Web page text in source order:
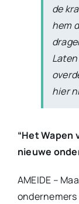
de
hem
hier
“Het Wapen
nieuwe
AMEIDE –
ondernemers